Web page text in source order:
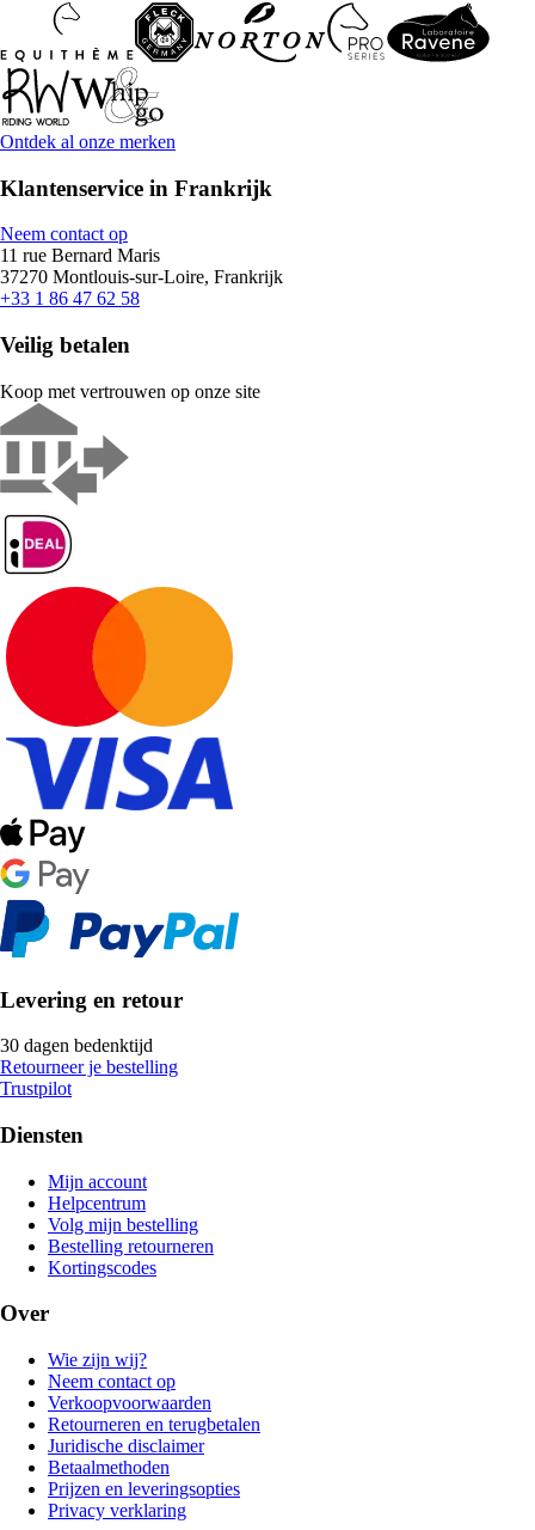
Ontdek al onze merken
Klantenservice in Frankrijk
Neem contact op
11 rue Bernard Maris
37270 Montlouis-sur-Loire, Frankrijk
+33 1 86 47 62 58
Veilig betalen
Koop met vertrouwen op onze site
Levering en retour
30 dagen bedenktijd
Retourneer je bestelling
Trustpilot
Diensten
Mijn account
Helpcentrum
Volg mijn bestelling
Bestelling retourneren
Kortingscodes
Over
Wie zijn wij?
Neem contact op
Verkoopvoorwaarden
Retourneren en terugbetalen
Juridische disclaimer
Betaalmethoden
Prijzen en leveringsopties
Privacy verklaring